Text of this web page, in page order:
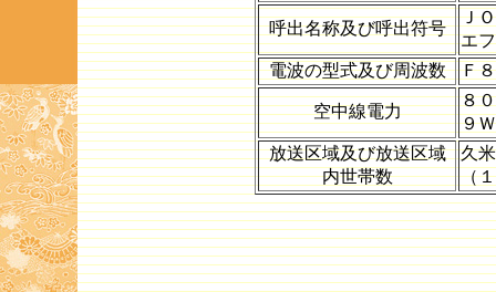
呼出名称及び呼出符号
Ｊ
エ
電波の型式及び周波数
Ｆ
空中線電力
８
９
放送区域及び放送区域
内世帯数
久
（